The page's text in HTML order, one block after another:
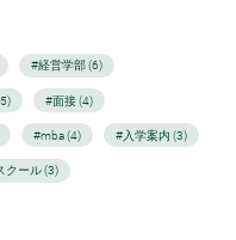
#経営学部 (6)
#面接 (4)
#mba (4) #入学案内 (3)
クール (3)